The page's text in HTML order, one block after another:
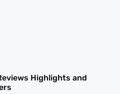
Highlights and